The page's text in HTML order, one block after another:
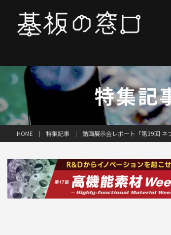
特集記
HOME 特集記事 動画展示会レポート「第39回 ネプコン